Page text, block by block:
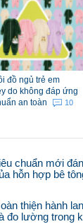
đồ ngủ trẻ em
do không đáp ứng
an toàn
10
chuẩn mới
hỗn hợp bê
thiện hành
đo lường trong